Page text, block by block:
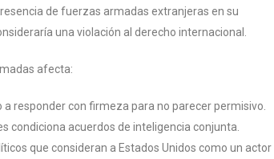
de fuerzas armadas extranjeras en su
una violación al derecho internacional.
afecta:
a responder con firmeza para no parecer permisivo.
condiciona acuerdos de inteligencia conjunta.
que consideran a Estados Unidos como un actor